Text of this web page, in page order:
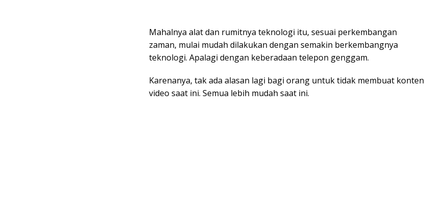
Mahalnya alat dan rumitnya teknologi itu, sesuai perkembangan
zaman, mulai mudah dilakukan dengan semakin berkembangnya
teknologi. Apalagi dengan keberadaan telepon genggam.
Karenanya, tak ada alasan lagi bagi orang untuk tidak membuat konten
video saat ini. Semua lebih mudah saat ini.